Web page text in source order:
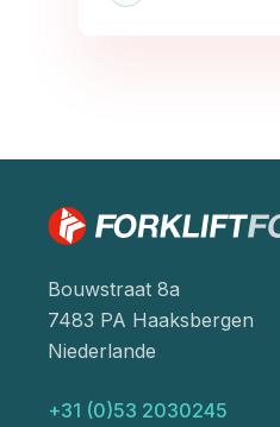
Bouwstraat 8a
7483 PA Haaksbergen
Niederlande
+31 (0)53 2030245